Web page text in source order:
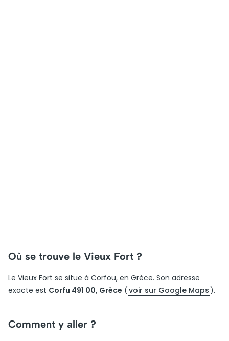
Où se trouve le Vieux Fort ?
Le Vieux Fort se situe à Corfou, en Grèce. Son adresse
exacte est Corfu 491 00, Grèce (voir sur Google Maps ).
Comment y aller ?